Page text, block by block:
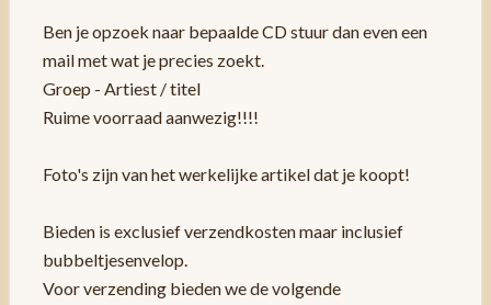
Ben je opzoek naar bepaalde CD stuur dan even een
mail met wat je precies zoekt.
Groep - Artiest / titel
Ruime voorraad aanwezig!!!!
Foto's zijn van het werkelijke artikel dat je koopt!
Bieden is exclusief verzendkosten maar inclusief
bubbeltjesenvelop.
Voor verzending bieden we de volgende